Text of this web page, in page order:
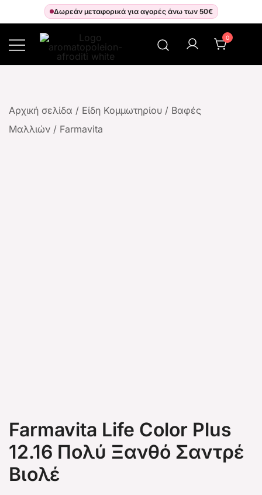
Δωρεάν μεταφορικά για αγορές άνω των 50€
0
Αρχική σελίδα / Είδη Κομμωτηρίου / Βαφές
Μαλλιών / Farmavita
Farmavita Life Color Plus
12.16 Πολύ Ξανθό Σαντρέ
Βιολέ